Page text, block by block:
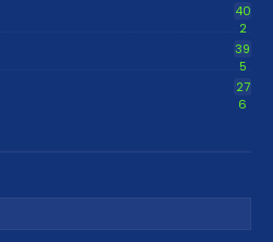
40
2
39
5
27
6